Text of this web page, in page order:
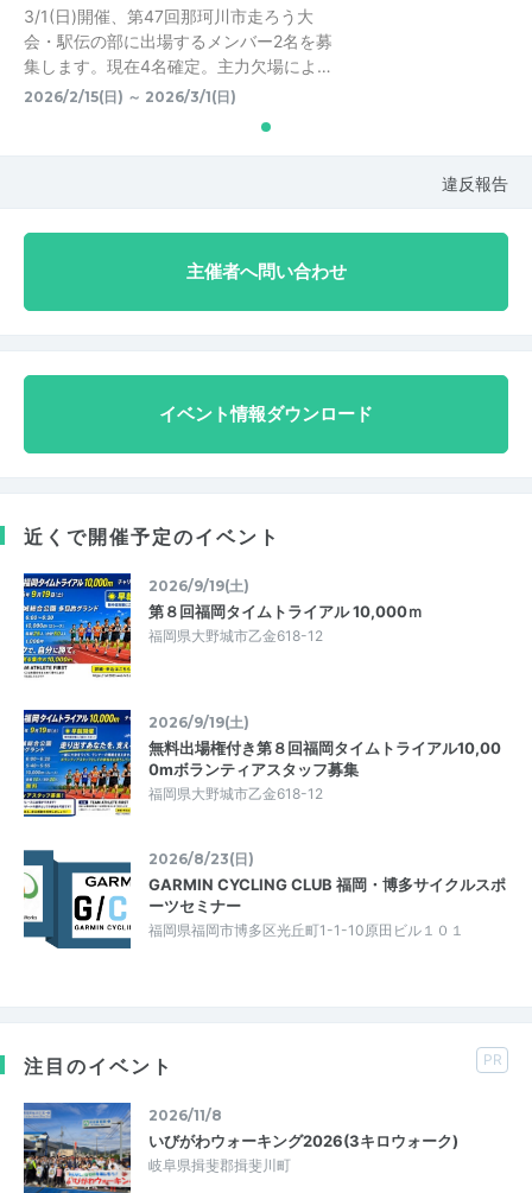
3/1(日)開催、第47回那珂川市走ろう大
会・駅伝の部に出場するメンバー2名を募
集します。現在4名確定。主力欠場によ…
2026/2/15(日) ～ 2026/3/1(日)
違反報告
主催者へ問い合わせ
イベント情報ダウンロード
近くで開催予定のイベント
2026/9/19(土)
第８回福岡タイムトライアル 10,000ｍ
福岡県大野城市乙金618-12
2026/9/19(土)
無料出場権付き第８回福岡タイムトライアル10,00
0mボランティアスタッフ募集
福岡県大野城市乙金618-12
2026/8/23(日)
GARMIN CYCLING CLUB 福岡・博多サイクルスポ
ーツセミナー
福岡県福岡市博多区光丘町1-1-10原田ビル１０１
注目のイベント PR
2026/11/8
いびがわウォーキング2026(3キロウォーク)
岐阜県揖斐郡揖斐川町